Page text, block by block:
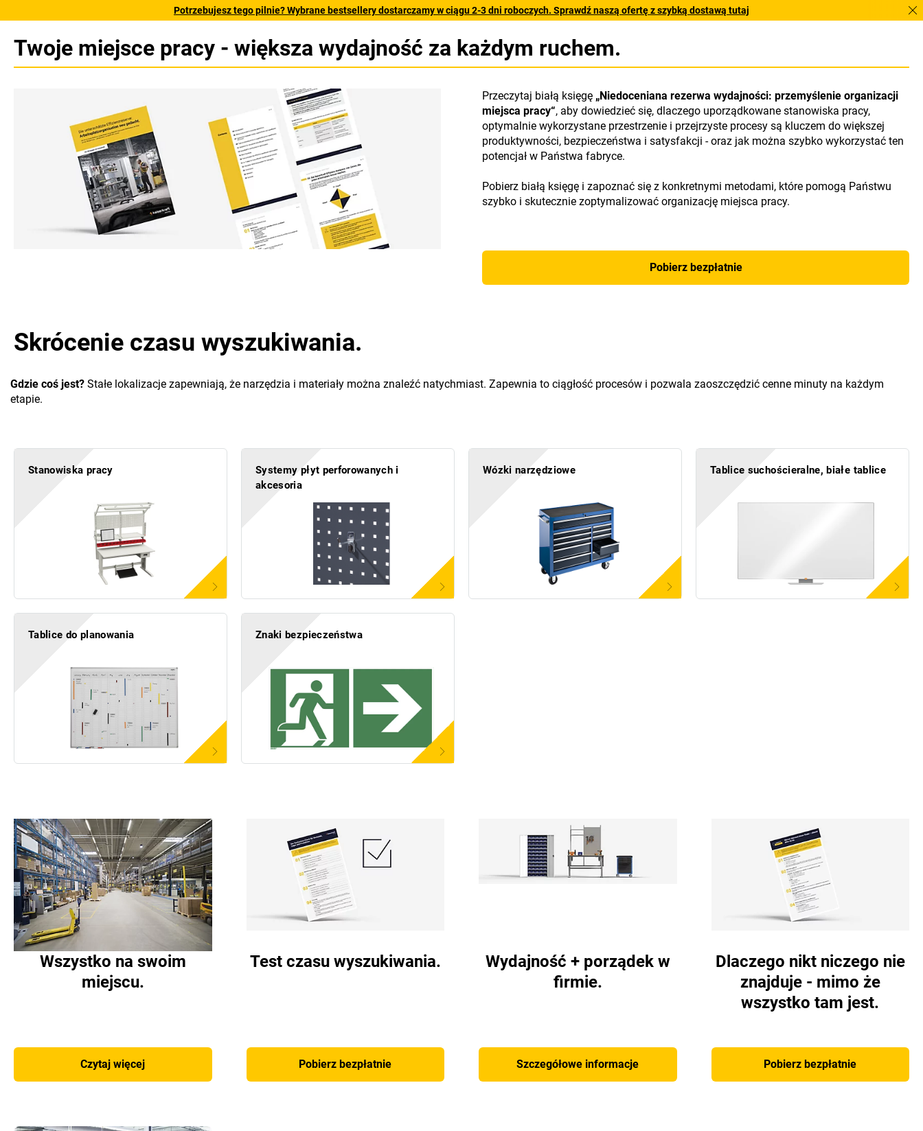
Potrzebujesz tego pilnie? Wybrane bestsellery dostarczamy w ciągu 2-3 dni roboczych. Sprawdź naszą ofertę z szybką dostawą tutaj
Twoje miejsce pracy - większa wydajność za każdym ruchem.
Przeczytaj białą księgę „Niedoceniana rezerwa wydajności: przemyślenie organizacji
miejsca pracy“, aby dowiedzieć się, dlaczego uporządkowane stanowiska pracy,
optymalnie wykorzystane przestrzenie i przejrzyste procesy są kluczem do większej
produktywności, bezpieczeństwa i satysfakcji - oraz jak można szybko wykorzystać ten
potencjał w Państwa fabryce.
Pobierz białą księgę i zapoznać się z konkretnymi metodami, które pomogą Państwu
szybko i skutecznie zoptymalizować organizację miejsca pracy.
Pobierz bezpłatnie
Skrócenie czasu wyszukiwania.
Gdzie coś jest? Stałe lokalizacje zapewniają, że narzędzia i materiały można znaleźć natychmiast. Zapewnia to ciągłość procesów i pozwala zaoszczędzić cenne minuty na każdym
etapie.
Stanowiska pracy
Systemy płyt perforowanych i
akcesoria
Wózki narzędziowe Tablice suchościeralne, białe tablice
Tablice do planowania Znaki bezpieczeństwa
Wszystko na swoim
miejscu.
Czytaj więcej
Test czasu wyszukiwania.
Pobierz bezpłatnie
Wydajność + porządek w
firmie.
Szczegółowe informacje
Dlaczego nikt niczego nie
znajduje - mimo że
wszystko tam jest.
Pobierz bezpłatnie